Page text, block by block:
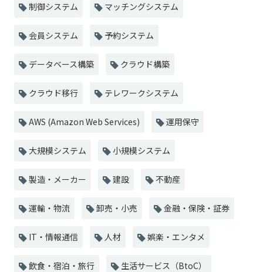
制御システム マッチングシステム
会員システム 予約システム
データベース構築 クラウド構築
クラウド移行 テレワークシステム
AWS (Amazon Web Services) 運用保守
大規模システム 小規模システム
製造・メーカー 建設 不動産
運輸・物流 卸売・小売 金融・保険・証券
IT・情報通信 人材 娯楽・エンタメ
飲食・宿泊・旅行 生活サービス（BtoC）